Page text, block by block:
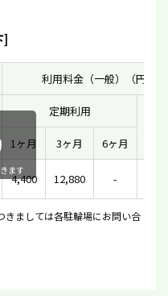
]
利用料金（一般）（円）
定期利用
1ヶ月
3ヶ月 6ヶ月
4,400 12,880 -
ます
きましては各駐輪場にお問い合